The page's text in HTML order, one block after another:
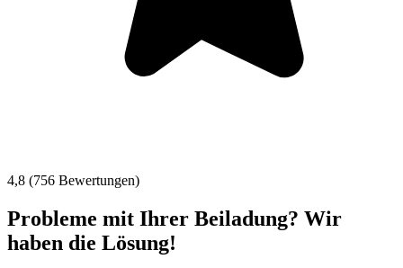
4,8 (756 Bewertungen)
Probleme mit Ihrer Beiladung? Wir
haben die Lösung!